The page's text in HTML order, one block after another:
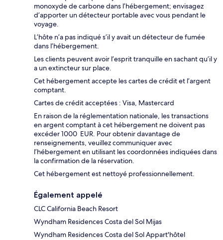
monoxyde de carbone dans l’hébergement; envisagez
d’apporter un détecteur portable avec vous pendant le
voyage.
L’hôte n’a pas indiqué s’il y avait un détecteur de fumée
dans l’hébergement.
Les clients peuvent avoir l’esprit tranquille en sachant qu’il y
a un extincteur sur place.
Cet hébergement accepte les cartes de crédit et l’argent
comptant.
Cartes de crédit acceptées : Visa, Mastercard
En raison de la réglementation nationale, les transactions
en argent comptant à cet hébergement ne doivent pas
excéder 1000 EUR. Pour obtenir davantage de
renseignements, veuillez communiquer avec
l’hébergement en utilisant les coordonnées indiquées dans
la confirmation de la réservation.
Cet hébergement est nettoyé professionnellement.
Également appelé
CLC California Beach Resort
Wyndham Residences Costa del Sol Mijas
Wyndham Residences Costa del Sol Appart'hôtel